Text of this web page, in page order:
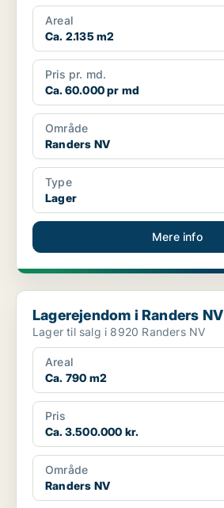
Areal
Ca. 2.135 m2
Pris pr. md.
Ca. 60.000 pr md
Område
Randers NV
Type
Lager
Mere info
Lagerejendom i Randers NV
Lagerejendom i Randers NV
Lager til salg i 8920 Randers NV
Areal
Ca. 790 m2
Pris
Ca. 3.500.000 kr.
Område
Randers NV